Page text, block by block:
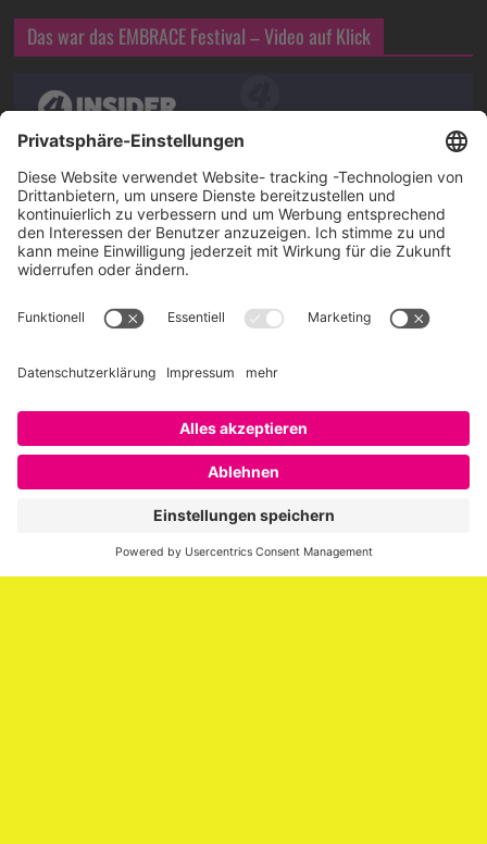
Das war das EMBRACE Festival – Video auf Klick
Über SAATKORN
SAATKORN ist der Blog von Gero Hesse. Seit 2009 schreibt
er über die Themen Employer Branding,